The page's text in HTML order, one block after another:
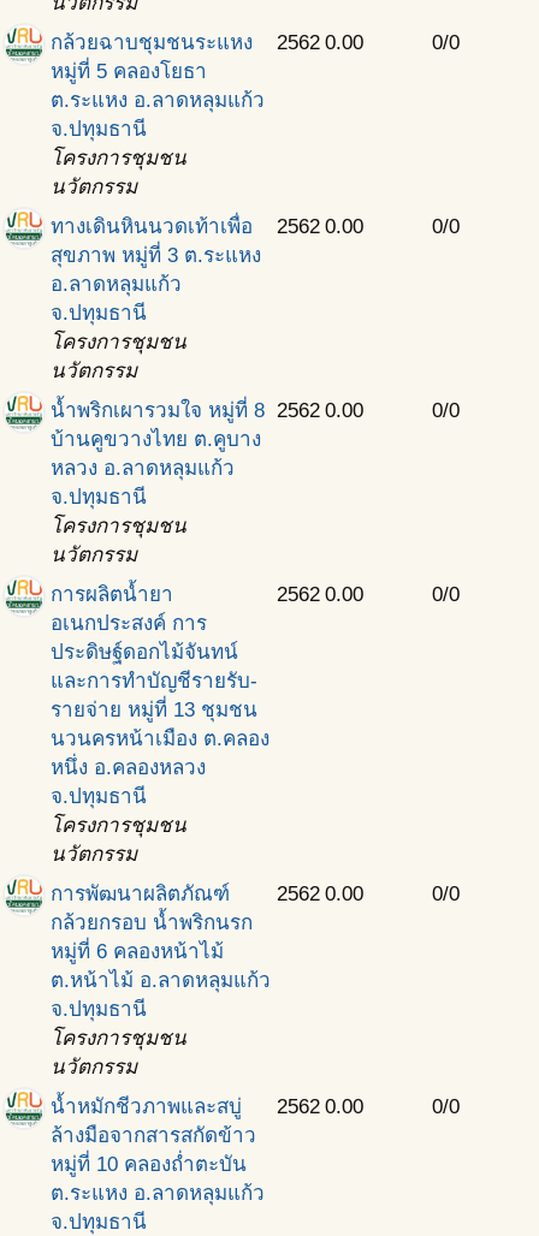
กล้วยฉาบชุมชนระแหง
หมู่ที่ 5 คลองโยธา
ต.ระแหง อ.ลาดหลุมแก้ว
จ.ปทุมธานี
โครงการชุมชน
นวัตกรรม
2562 0.00 0/0
ทางเดินหินนวดเท้าเพื่อ
สุขภาพ หมู่ที่ 3 ต.ระแหง
อ.ลาดหลุมแก้ว
จ.ปทุมธานี
โครงการชุมชน
นวัตกรรม
2562 0.00 0/0
นํ้าพริกเผารวมใจ หมู่ที่ 8
บ้านคูขวางไทย ต.คูบาง
หลวง อ.ลาดหลุมแก้ว
จ.ปทุมธานี
โครงการชุมชน
นวัตกรรม
2562 0.00 0/0
การผลิตนํ้ายา
อเนกประสงค์ การ
ประดิษฐ์ดอกไม้จันทน์
และการทำบัญชีรายรับ-
รายจ่าย หมู่ที่ 13 ชุมชน
นวนครหน้าเมือง ต.คลอง
หนึ่ง อ.คลองหลวง
จ.ปทุมธานี
โครงการชุมชน
นวัตกรรม
2562 0.00 0/0
การพัฒนาผลิตภัณฑ์
กล้วยกรอบ นํ้าพริกนรก
หมู่ที่ 6 คลองหน้าไม้
ต.หน้าไม้ อ.ลาดหลุมแก้ว
จ.ปทุมธานี
โครงการชุมชน
นวัตกรรม
2562 0.00 0/0
น้ำหมักชีวภาพและสบู่
ล้างมือจากสารสกัดข้าว
หมู่ที่ 10 คลองถ่ำตะบัน
ต.ระแหง อ.ลาดหลุมแก้ว
จ.ปทุมธานี
2562 0.00 0/0